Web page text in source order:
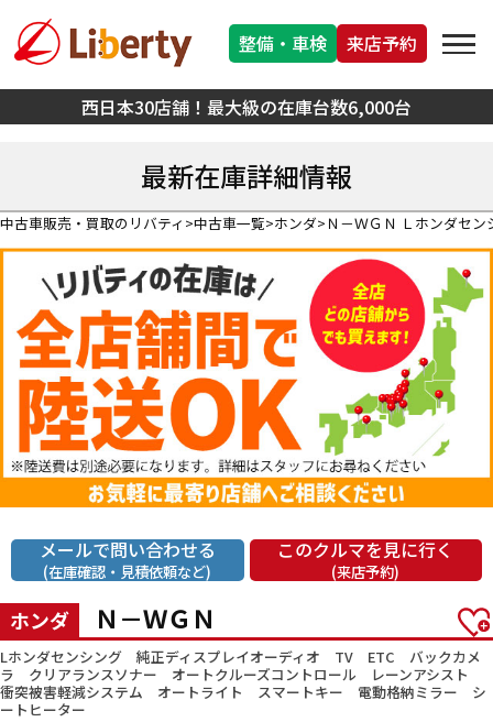
西日本30店舗！最大級の在庫台数6,000台
整備・車検 来店予約
最新在庫詳細情報
中古車販売・買取のリバティ 中古車一覧 ホンダ Ｎ－ＷＧＮ Ｌホンダセン
メールで問い合わせる
(在庫確認・見積依頼など)
このクルマを見に行く
(来店予約)
ホンダ Ｎ－ＷＧＮ
Lホンダセンシング 純正ディスプレイオーディオ TV ETC バックカメ
ラ クリアランスソナー オートクルーズコントロール レーンアシスト
衝突被害軽減システム オートライト スマートキー 電動格納ミラー シ
ートヒーター